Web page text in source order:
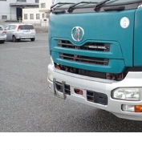
ン
タ
ー
（KC-
FE516BC
1996
年